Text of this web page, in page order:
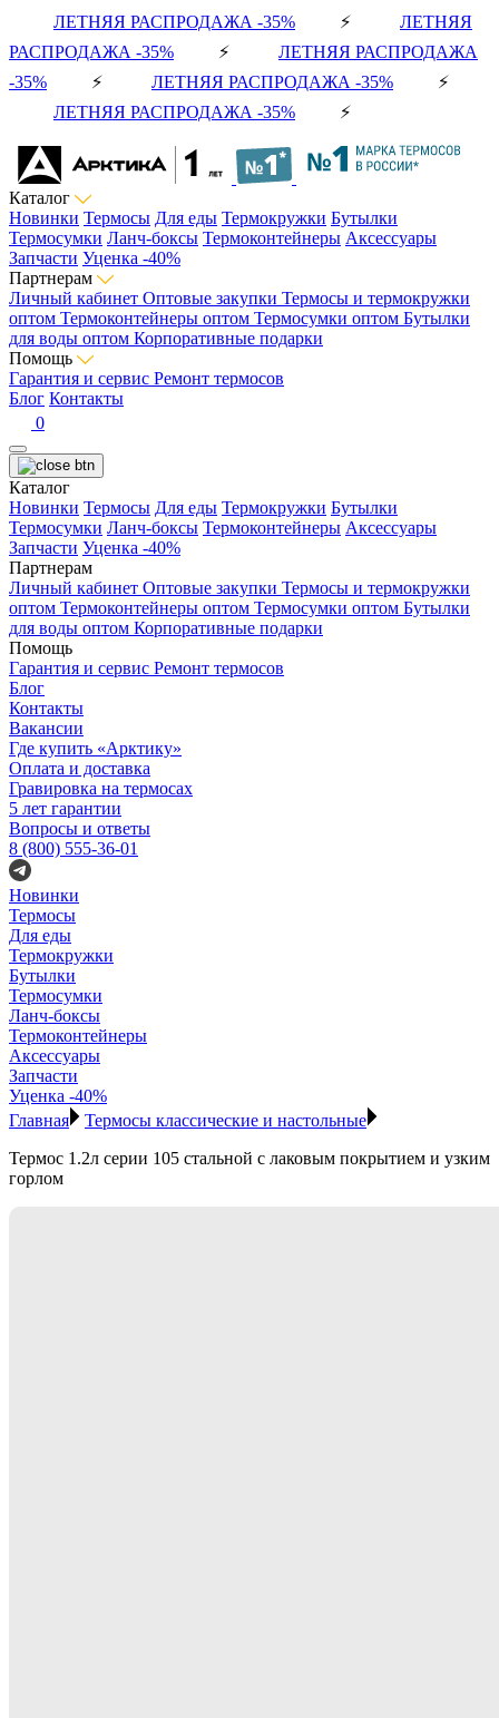
ЛЕТНЯЯ РАСПРОДАЖА -35% ⚡ ЛЕТНЯЯ
РАСПРОДАЖА -35% ⚡ ЛЕТНЯЯ РАСПРОДАЖА
-35% ⚡ ЛЕТНЯЯ РАСПРОДАЖА -35% ⚡
ЛЕТНЯЯ РАСПРОДАЖА -35% ⚡
Каталог
Новинки Термосы Для еды Термокружки Бутылки
Термосумки Ланч-боксы Термоконтейнеры Аксессуары
Запчасти Уценка -40%
Партнерам
Личный кабинет Оптовые закупки Термосы и термокружки
оптом Термоконтейнеры оптом Термосумки оптом Бутылки
для воды оптом Корпоративные подарки
Помощь
Гарантия и сервис Ремонт термосов
Блог Контакты
0
Каталог
Новинки Термосы Для еды Термокружки Бутылки
Термосумки Ланч-боксы Термоконтейнеры Аксессуары
Запчасти Уценка -40%
Партнерам
Личный кабинет Оптовые закупки Термосы и термокружки
оптом Термоконтейнеры оптом Термосумки оптом Бутылки
для воды оптом Корпоративные подарки
Помощь
Гарантия и сервис Ремонт термосов
Блог
Контакты
Вакансии
Где купить «Арктику»
Оплата и доставка
Гравировка на термосах
5 лет гарантии
Вопросы и ответы
8 (800) 555-36-01
Новинки
Термосы
Для еды
Термокружки
Бутылки
Термосумки
Ланч-боксы
Термоконтейнеры
Аксессуары
Запчасти
Уценка -40%
Главная
Термосы классические и настольные
Термос 1.2л серии 105 стальной с лаковым покрытием и узким
горлом